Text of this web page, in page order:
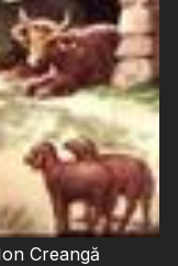
Creangă